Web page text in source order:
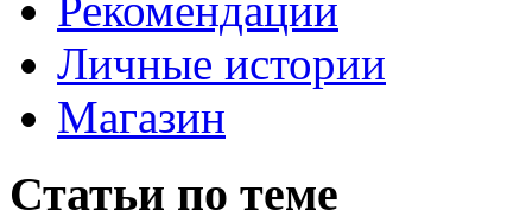
Рекомендации
Личные истории
Магазин
Статьи по теме